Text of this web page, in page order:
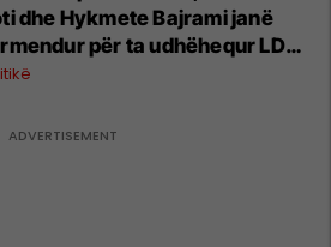
dhe Hykmete Bajrami janë
për ta udhëhequr LDK-